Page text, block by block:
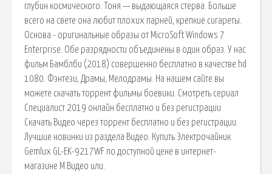
глубин космического. Тоня — выдающаяся стерва. Больше
всего на свете она любит плохих парней, крепкие сигареты.
Основа - оригинальные образы от MicroSoft Windows 7
Enterprise. Обе разрядности объединены в один образ. У нас
фильм Бамблби (2018) совершенно бесплатно в качестве hd
1080. Фэнтези, Драмы, Мелодрамы. На нашем сайте вы
можете скачать торрент фильмы боевики. Смотреть сериал
Специалист 2019 онлайн бесплатно и без регистрации
Скачать Видео через торрент бесплатно и без регистрации.
Лучшие новинки из раздела Видео. Купить Электрочайник
Gemlux GL-EK-9217WF по доступной цене в интернет-
магазине М.Видео или.